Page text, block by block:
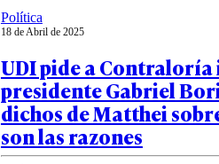
Política
18 de Abril de 2025
UDI pide a
presidente Gabriel
dichos de Matthei
son las razones